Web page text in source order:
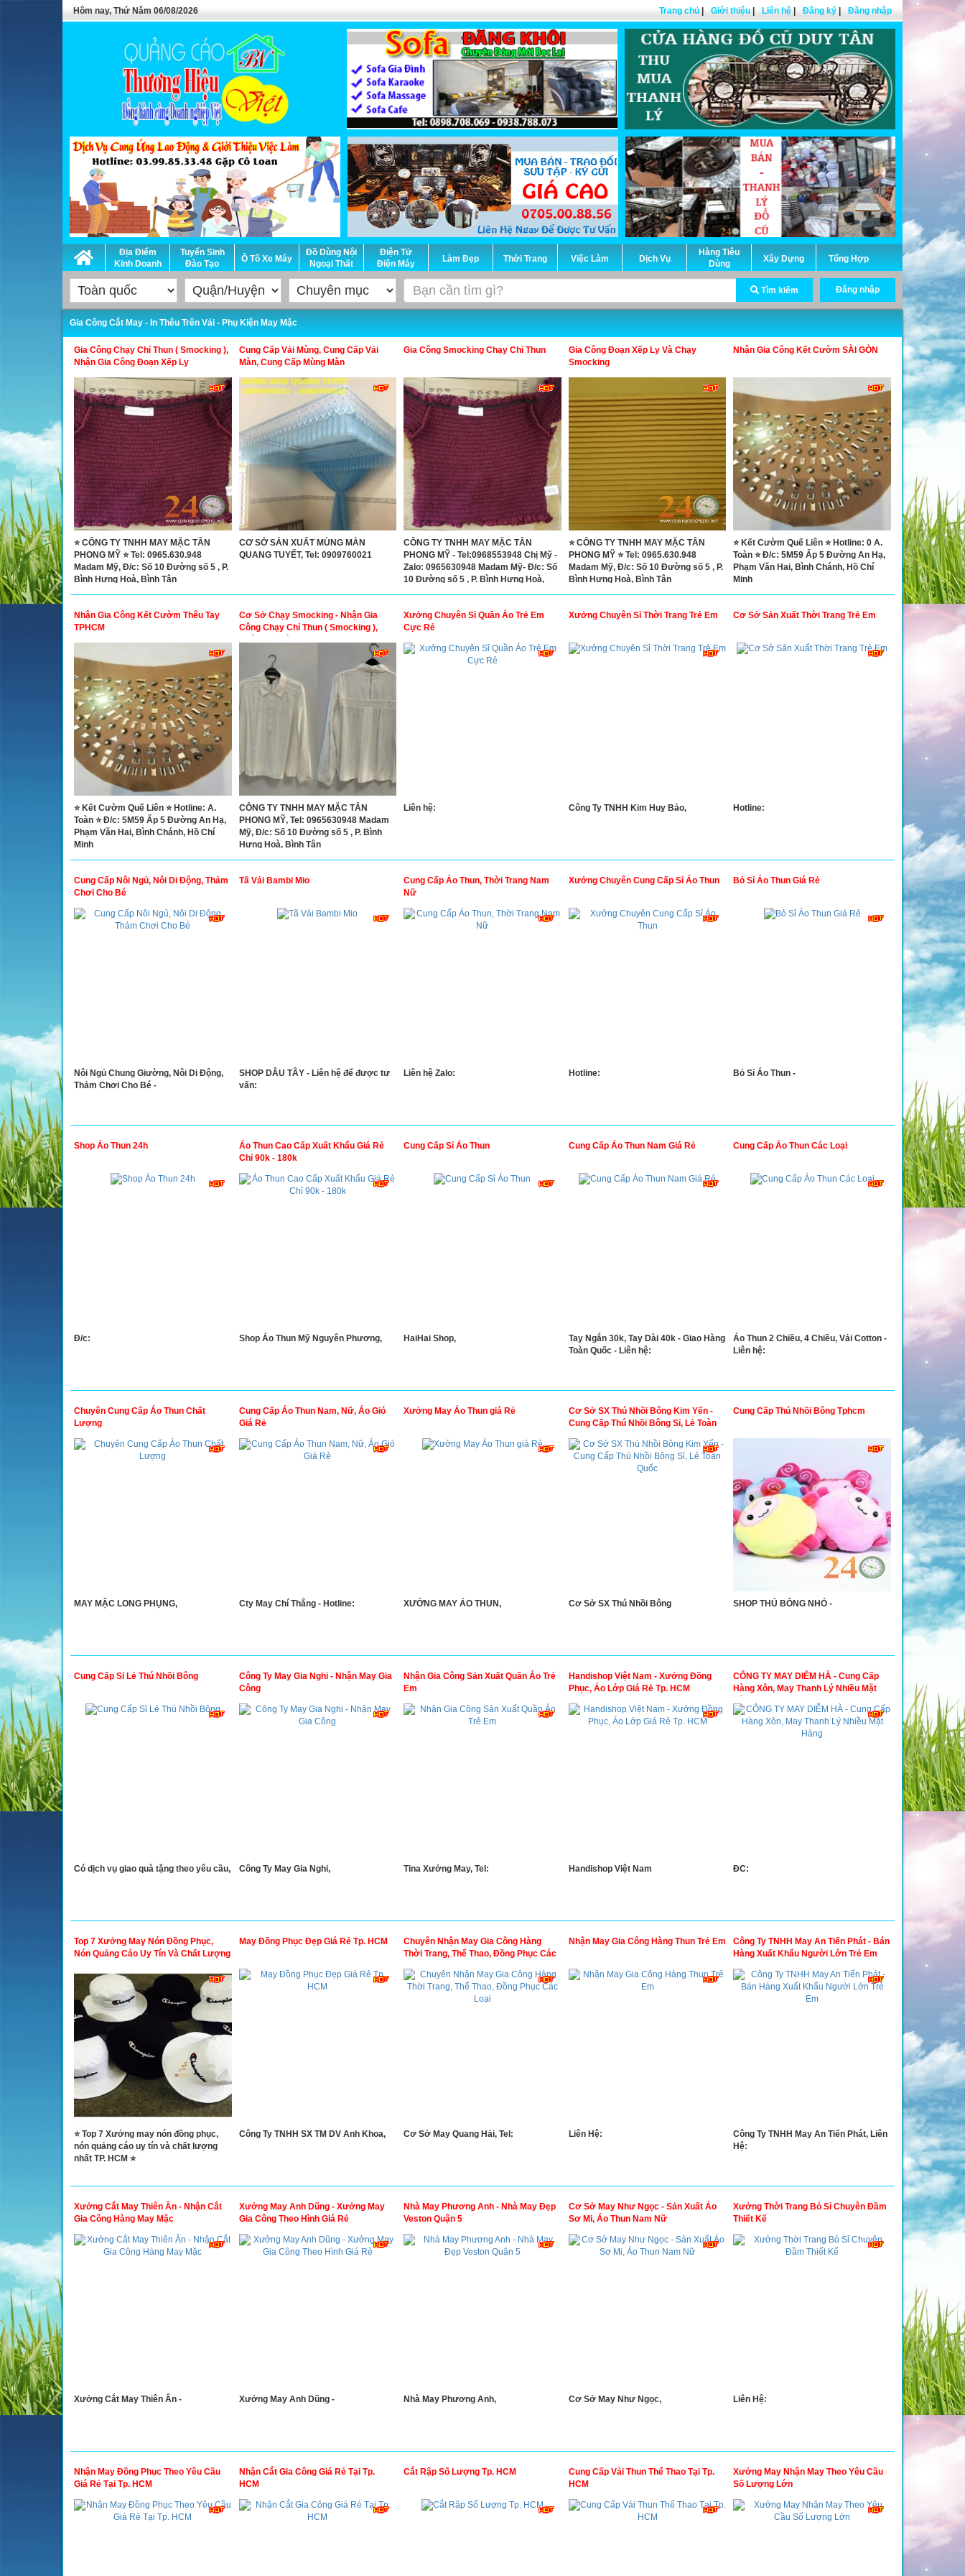
Hôm nay, Thứ Năm 06/08/2026 Trang chủ Giới thiệu Liên hệ Đăng ký Đăng nhập
Địa Điểm
Kinh Doanh
Tuyển Sinh
Đào Tạo
Ô Tô Xe Máy
Đồ Dùng Nội
Ngoại Thất
Điện Tử
Điện Máy
Làm Đẹp Thời Trang Việc Làm Dịch Vụ
Hàng Tiêu
Dùng
Xây Dựng Tổng Hợp
Tìm kiếm Đăng nhập
Gia Công Cắt May - In Thêu Trên Vải - Phụ Kiện May Mặc
Gia Công Chạy Chỉ Thun ( Smocking ),
Nhận Gia Công Đoạn Xếp Ly
⭐ CÔNG TY TNHH MAY MẶC TÂN
PHONG MỸ ⭐ Tel: 0965.630.948
Madam Mỹ, Đ/c: Số 10 Đường số 5 , P.
Bình Hưng Hoà, Bình Tân
Cung Cấp Vải Mùng, Cung Cấp Vải
Màn, Cung Cấp Mùng Màn
CƠ SỞ SẢN XUẤT MÙNG MÀN
QUANG TUYẾT, Tel: 0909760021
Gia Công Smocking Chạy Chỉ Thun
CÔNG TY TNHH MAY MẶC TÂN
PHONG MỸ - Tel:0968553948 Chị Mỹ -
Zalo: 0965630948 Madam Mỹ- Đ/c: Số
10 Đường số 5 , P. Bình Hưng Hoà,
Gia Công Đoạn Xếp Ly Và Chạy
Smocking
⭐ CÔNG TY TNHH MAY MẶC TÂN
PHONG MỸ ⭐ Tel: 0965.630.948
Madam Mỹ, Đ/c: Số 10 Đường số 5 , P.
Bình Hưng Hoà, Bình Tân
Nhận Gia Công Kết Cườm SÀI GÒN
⭐ Kết Cườm Quế Liên ⭐ Hotline: 0 A.
Toàn ⭐ Đ/c: 5M59 Ấp 5 Đường An Hạ,
Phạm Văn Hai, Bình Chánh, Hồ Chí
Minh
Nhận Gia Công Kết Cườm Thêu Tay
TPHCM
⭐ Kết Cườm Quế Liên ⭐ Hotline: A.
Toàn ⭐ Đ/c: 5M59 Ấp 5 Đường An Hạ,
Phạm Văn Hai, Bình Chánh, Hồ Chí
Minh
Cơ Sở Chạy Smocking - Nhận Gia
Công Chạy Chỉ Thun ( Smocking ),
CÔNG TY TNHH MAY MẶC TÂN
PHONG MỸ, Tel: 0965630948 Madam
Mỹ, Đ/c: Số 10 Đường số 5 , P. Bình
Hưng Hoà, Bình Tân
Xưởng Chuyên Sỉ Quần Áo Trẻ Em
Cực Rẻ
Liên hệ:
Xưởng Chuyên Sỉ Thời Trang Trẻ Em
Công Ty TNHH Kim Huy Bảo,
Cơ Sở Sản Xuất Thời Trang Trẻ Em
Hotline:
Cung Cấp Nôi Ngủ, Nôi Di Động, Thảm
Chơi Cho Bé
Nôi Ngủ Chung Giường, Nôi Di Động,
Thảm Chơi Cho Bé -
Tã Vải Bambi Mio
SHOP DÂU TÂY - Liên hệ để được tư
vấn:
Cung Cấp Áo Thun, Thời Trang Nam
Nữ
Liên hệ Zalo:
Xưởng Chuyên Cung Cấp Sỉ Áo Thun
Hotline:
Bỏ Sỉ Áo Thun Giá Rẻ
Bỏ Sỉ Áo Thun -
Shop Áo Thun 24h
Đ/c:
Áo Thun Cao Cấp Xuất Khẩu Giá Rẻ
Chỉ 90k - 180k
Shop Áo Thun Mỹ Nguyên Phương,
Cung Cấp Sỉ Áo Thun
HaiHai Shop,
Cung Cấp Áo Thun Nam Giá Rẻ
Tay Ngắn 30k, Tay Dài 40k - Giao Hàng
Toàn Quốc - Liên hệ:
Cung Cấp Áo Thun Các Loại
Áo Thun 2 Chiều, 4 Chiều, Vải Cotton -
Liên hệ:
Chuyên Cung Cấp Áo Thun Chất
Lượng
MAY MẶC LONG PHỤNG,
Cung Cấp Áo Thun Nam, Nữ, Áo Gió
Giá Rẻ
Cty May Chí Thắng - Hotline:
Xưởng May Áo Thun giá Rẻ
XƯỞNG MAY ÁO THUN,
Cơ Sở SX Thú Nhồi Bông Kim Yến -
Cung Cấp Thú Nhồi Bông Sỉ, Lẻ Toàn
Cơ Sở SX Thú Nhồi Bông
Cung Cấp Thú Nhồi Bông Tphcm
SHOP THÚ BÔNG NHỎ -
Cung Cấp Sỉ Lẻ Thú Nhồi Bông
Có dịch vụ giao quà tặng theo yêu cầu,
Công Ty May Gia Nghi - Nhận May Gia
Công
Công Ty May Gia Nghi,
Nhận Gia Công Sản Xuất Quần Áo Trẻ
Em
Tina Xưởng May, Tel:
Handishop Việt Nam - Xưởng Đồng
Phục, Áo Lớp Giá Rẻ Tp. HCM
Handishop Việt Nam
CÔNG TY MAY DIỄM HÀ - Cung Cấp
Hàng Xôn, May Thanh Lý Nhiều Mặt
ĐC:
Top 7 Xưởng May Nón Đồng Phục,
Nón Quảng Cáo Uy Tín Và Chất Lượng
⭐ Top 7 Xưởng may nón đồng phục,
nón quảng cáo uy tín và chất lượng
nhất TP. HCM ⭐
May Đồng Phục Đẹp Giá Rẻ Tp. HCM
Công Ty TNHH SX TM DV Anh Khoa,
Chuyên Nhận May Gia Công Hàng
Thời Trang, Thể Thao, Đồng Phục Các
Cơ Sở May Quang Hải, Tel:
Nhận May Gia Công Hàng Thun Trẻ Em
Liên Hệ:
Công Ty TNHH May An Tiến Phát - Bán
Hàng Xuất Khẩu Người Lớn Trẻ Em
Công Ty TNHH May An Tiến Phát, Liên
Hệ:
Xưởng Cắt May Thiên Ân - Nhận Cắt
Gia Công Hàng May Mặc
Xưởng Cắt May Thiên Ân -
Xưởng May Anh Dũng - Xưởng May
Gia Công Theo Hình Giá Rẻ
Xưởng May Anh Dũng -
Nhà May Phương Anh - Nhà May Đẹp
Veston Quận 5
Nhà May Phương Anh,
Cơ Sở May Như Ngọc - Sản Xuất Áo
Sơ Mi, Áo Thun Nam Nữ
Cơ Sở May Như Ngọc,
Xưởng Thời Trang Bỏ Sỉ Chuyên Đầm
Thiết Kế
Liên Hệ:
Nhận May Đồng Phục Theo Yêu Cầu
Giá Rẻ Tại Tp. HCM
Nhận Cắt Gia Công Giá Rẻ Tại Tp.
HCM
Cắt Rập Số Lượng Tp. HCM
Cung Cấp Vải Thun Thể Thao Tại Tp.
HCM
Xưởng May Nhận May Theo Yêu Cầu
Số Lượng Lớn